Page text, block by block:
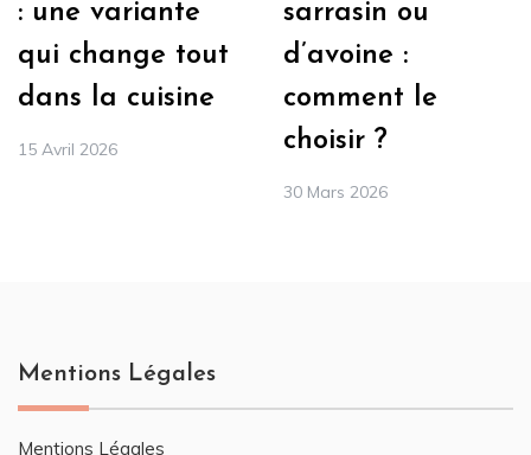
: une variante
qui change tout
dans la cuisine
15 Avril 2026
sarrasin ou
d’avoine :
comment le
choisir ?
30 Mars 2026
Mentions Légales
Mentions Légales